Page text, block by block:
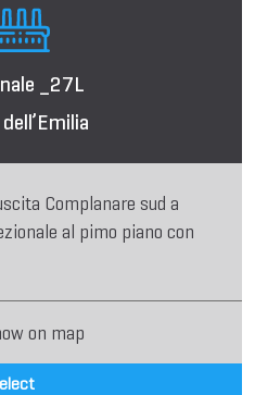
_27L
Complanare sud a
al pimo piano con
on map